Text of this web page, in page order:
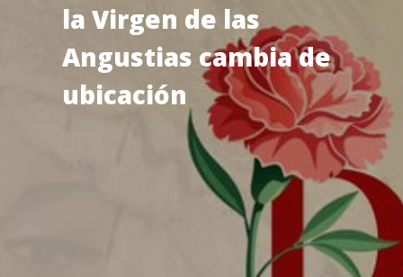
la Virgen de las
Angustias cambia de
ubicación